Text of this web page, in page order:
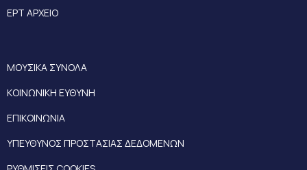
ΕΡΤ ΑΡΧΕΙΟ
ΜΟΥΣΙΚΑ ΣΥΝΟΛΑ
ΚΟΙΝΩΝΙΚΗ ΕΥΘΥΝΗ
ΕΠΙΚΟΙΝΩΝΙΑ
ΥΠΕΥΘΥΝΟΣ ΠΡΟΣΤΑΣΙΑΣ ΔΕΔΟΜΕΝΩΝ